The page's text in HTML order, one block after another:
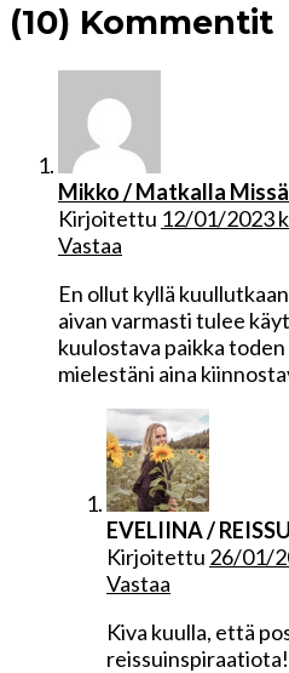
(10) Kommentit
Mikko / Matkalla
Kirjoitettu 12/01/2023
Vastaa
En ollut kyllä
aivan varmasti tulee
kuulostava paikka
mielestäni aina
EVELIINA /
Kirjoitettu 26/01/
Vastaa
Kiva kuulla, että
reissuinspiraatiota!